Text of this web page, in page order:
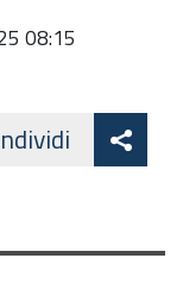
08:15